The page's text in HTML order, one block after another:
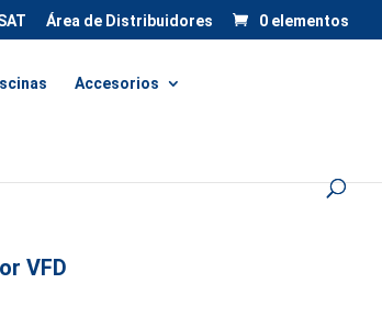
Área de Distribuidores 0 elementos
Accesorios
VFD